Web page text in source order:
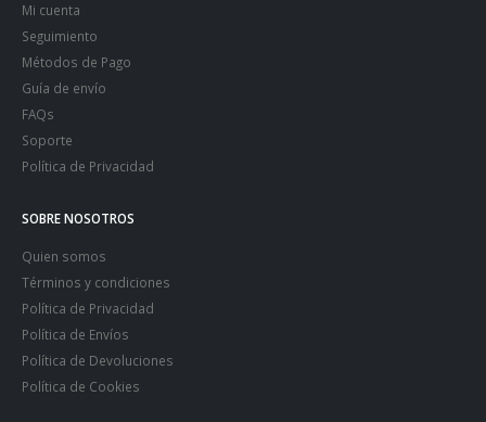
Mi cuenta
Seguimiento
Métodos de Pago
Guía de envío
FAQs
Soporte
Política de Privacidad
SOBRE NOSOTROS
Quien somos
Términos y condiciones
Política de Privacidad
Política de Envíos
Política de Devoluciones
Política de Cookies